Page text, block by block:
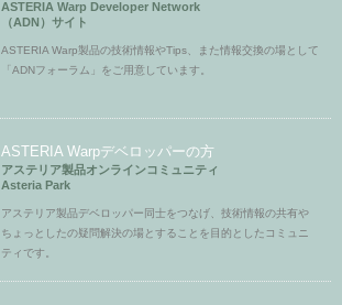
ASTERIA Warp Developer Network
（ADN）サイト
ASTERIA Warp製品の技術情報やTips、また情報交換の場として
「ADNフォーラム」をご用意しています。
ASTERIA Warpデベロッパーの方
アステリア製品オンラインコミュニティ
Asteria Park
アステリア製品デベロッパー同士をつなげ、技術情報の共有や
ちょっとしたの疑問解決の場とすることを目的としたコミュニ
ティです。